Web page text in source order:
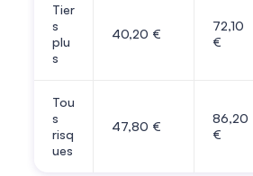
Tier
s
plu
s
40,20 €
72,10
€
Tou
s
risq
ues
47,80 €
86,20
€